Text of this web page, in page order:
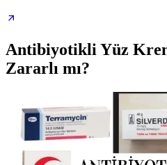
Antibiyotikli Yüz
Zararlı mı?